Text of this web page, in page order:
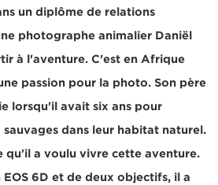
un diplôme de relations
photographe animalier Daniël
à l'aventure. C'est en Afrique
passion pour la photo. Son père
lorsqu'il avait six ans pour
dans leur habitat naturel.
qu'il a voulu vivre cette aventure.
EOS 6D et de deux objectifs, il a